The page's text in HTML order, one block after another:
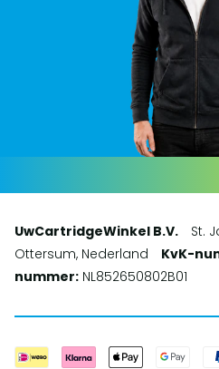
UwCartridgeWinkel B.V.
St.
Ottersum, Nederland
KvK-
nummer: NL852650802B01